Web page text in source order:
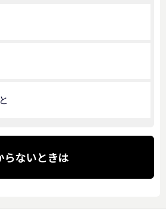
らないときは